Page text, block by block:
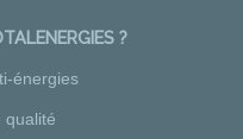
?
énergies
qualité